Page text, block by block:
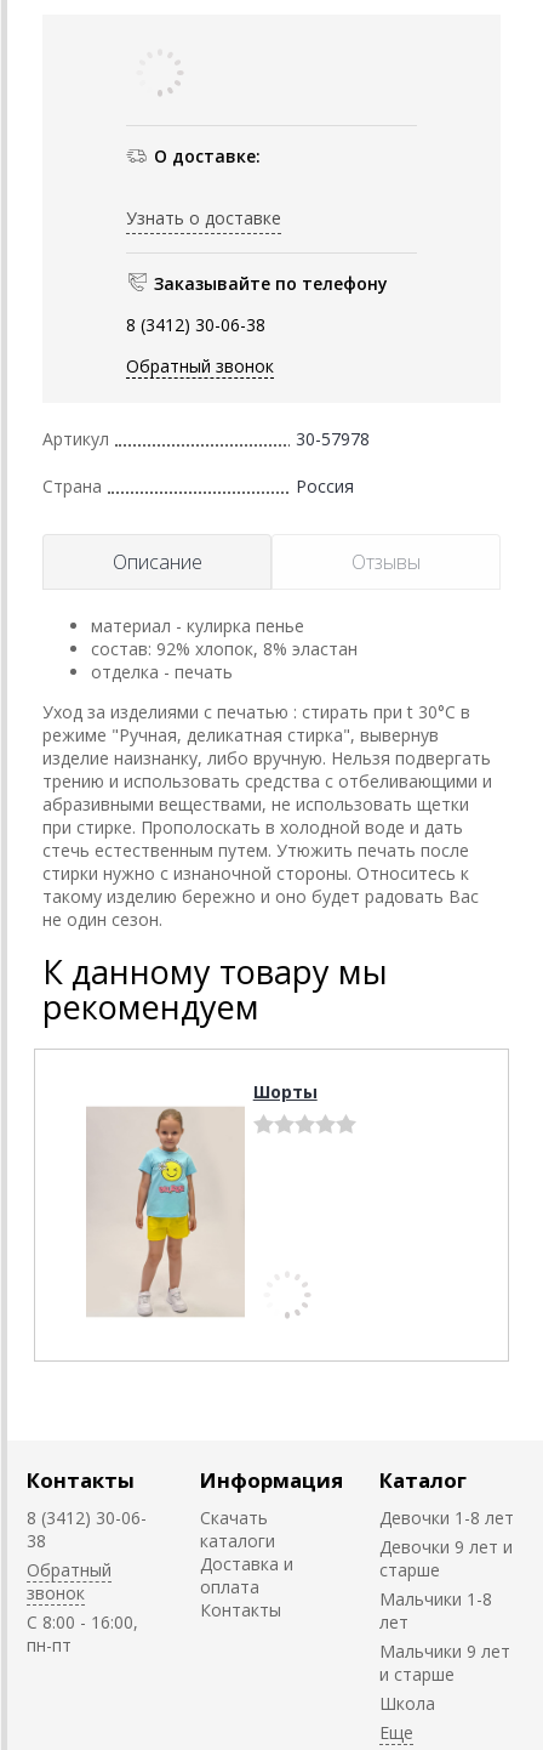
О доставке:
Узнать о доставке
Заказывайте по телефону
8 (3412) 30-06-38
Обратный звонок
Артикул 30-57978
Страна Россия
Описание Отзывы
материал - кулирка пенье
состав: 92% хлопок, 8% эластан
отделка - печать
Уход за изделиями с печатью : стирать при t 30°C в
режиме "Ручная, деликатная стирка", вывернув
изделие наизнанку, либо вручную. Нельзя подвергать
трению и использовать средства с отбеливающими и
абразивными веществами, не использовать щетки
при стирке. Прополоскать в холодной воде и дать
стечь естественным путем. Утюжить печать после
стирки нужно с изнаночной стороны. Относитесь к
такому изделию бережно и оно будет радовать Вас
не один сезон.
К данному товару мы
рекомендуем
Шорты
Контакты
8 (3412) 30-06-
38
Обратный
звонок
C 8:00 - 16:00,
пн-пт
Информация
Скачать
каталоги
Доставка и
оплата
Контакты
Каталог
Девочки 1-8 лет
Девочки 9 лет и
старше
Мальчики 1-8
лет
Мальчики 9 лет
и старше
Школа